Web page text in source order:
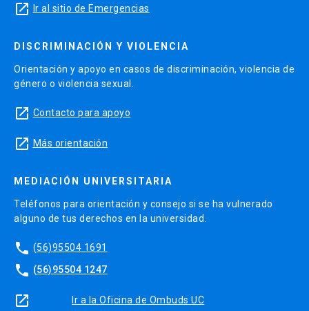
launch Ir al sitio de Emergencias
DISCRIMINACIÓN Y VIOLENCIA
Orientación y apoyo en casos de discriminación, violencia de
género o violencia sexual.
launch Contacto para apoyo
launch Más orientación
MEDIACIÓN UNIVERSITARIA
Teléfonos para orientación y consejo si se ha vulnerado
alguno de tus derechos en la universidad.
phone (56)95504 1691
phone (56)95504 1247
launch Ir a la Oficina de Ombuds UC